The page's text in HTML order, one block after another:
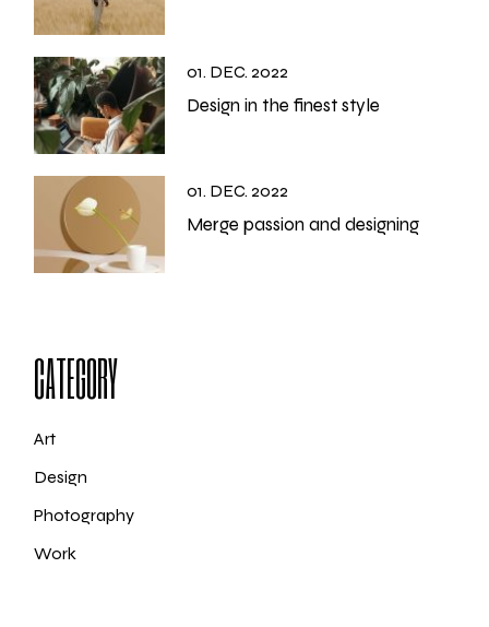
01. DEC. 2022
Design in the finest style
01. DEC. 2022
Merge passion and designing
CATEGORY
Art
Design
Photography
Work